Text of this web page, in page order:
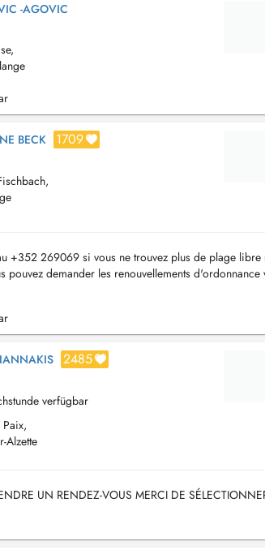
-AGOVIC
BECK 1709
+352 269069 si vous ne trouvez plus de plage
pouvez demander les renouvellements
www.pharmacie...
2485
verfügbar
Alzette
UN RENDEZ-VOUS MERCI DE